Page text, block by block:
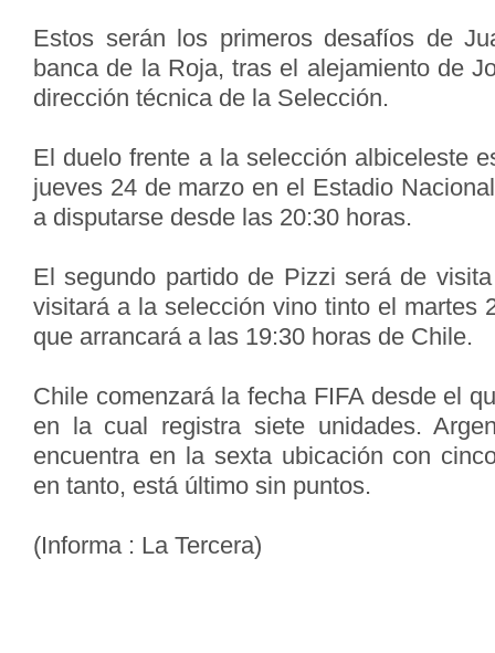
Estos serán los primeros desafíos de
banca de la Roja, tras el alejamiento de
dirección técnica de la Selección.
El duelo frente a la selección albiceleste
jueves 24 de marzo en el Estadio
a disputarse desde las 20:30 horas.
El segundo partido de Pizzi será de
visitará a la selección vino tinto el martes
que arrancará a las 19:30 horas de Chile.
Chile comenzará la fecha FIFA desde el
en la cual registra siete unidades.
encuentra en la sexta ubicación con
en tanto, está último sin puntos.
(Informa : La Tercera)